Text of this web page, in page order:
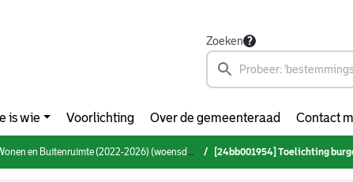
Zoeken
is wie Voorlichting Over de gemeenteraad Contact
Buitenruimte (2022-2026) (woensdag 27 maart 2024) [24bb001954] Toelichting